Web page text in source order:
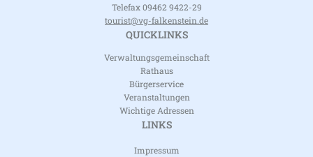
Telefax 09462 9422-29
tourist@vg-falkenstein.de
QUICKLINKS
Verwaltungsgemeinschaft
Rathaus
Bürgerservice
Veranstaltungen
Wichtige Adressen
LINKS
Impressum